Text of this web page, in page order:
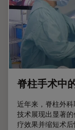
脊柱手术中
近年来，脊柱外科
技术展现出显著
疗效果并缩短术后